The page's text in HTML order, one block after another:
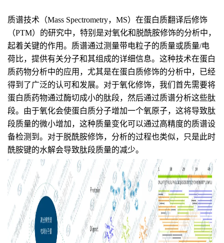
质谱技术（Mass Spectrometry，MS）在蛋白质翻译后修饰
（PTM）的研究中，特别是对氧化和脱酰胺修饰的分析中，
起着关键的作用。质谱通过测量带电粒子的质量或质量/电
荷比，提供有关分子和其组成的详细信息。这种技术在蛋白
质药物分析中的应用，尤其是在蛋白质修饰的分析中，已经
得到了广泛的认可和发展。对于氧化修饰，我们首先需要将
蛋白质药物通过酶切成小的肽段，然后通过质谱分析这些肽
段。由于氧化会使蛋白质分子增加一个氧原子，这将导致肽
段质量的微小增加，这种质量变化可以通过高精度的质谱设
备检测到。对于脱酰胺修饰，分析的过程也类似，只是此时
酰胺键的水解会导致肽段质量的减少。